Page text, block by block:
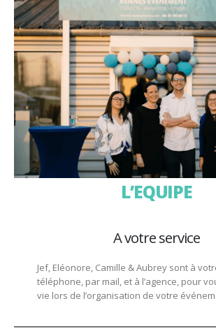
L’EQUIPE
A votre service
Jef, Eléonore, Camille & Aubrey sont à
téléphone, par mail, et à l’agence, pour
vie lors de l’organisation de votre